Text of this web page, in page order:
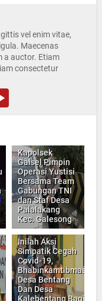
vel enim vitae,
Maecenas
a auctor. Etiam
consectetur
Kapolsek
Galsel Pimpin
Operasi Yustisi
Bersama Team
Gabungan TNI
dan Staf Desa
Palalakang
Kec. Galesong
Inilah Aksi
Simpatik Cegah
Covid-19,
Bhabinkamtibmas
Desa Bentang
Dan Desa
Kalebentang Bagi